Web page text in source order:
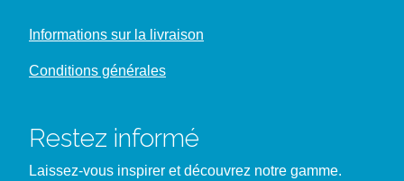
Informations sur la livraison
Conditions générales
Restez informé
Laissez-vous inspirer et découvrez notre gamme.